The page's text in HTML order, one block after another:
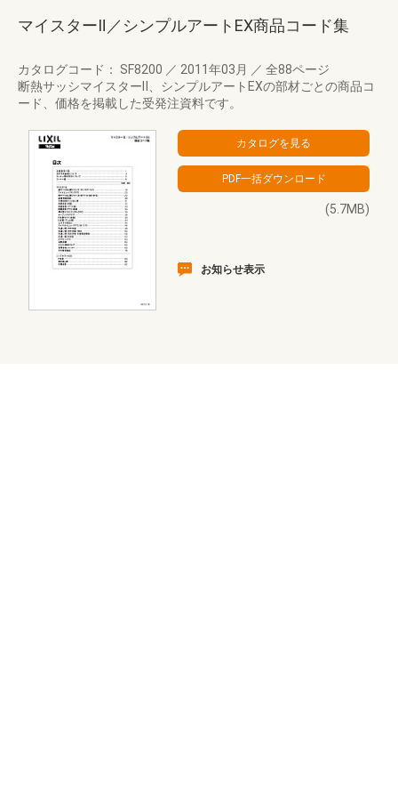
マイスターⅡ／シンプルアートEX商品コード集
カタログコード： SF8200 ／ 2011年03月 ／ 全88ページ
断熱サッシマイスターⅡ、シンプルアートEXの部材ごとの商品コ
ード、価格を掲載した受発注資料です。
(5.7MB)
お知らせ表示